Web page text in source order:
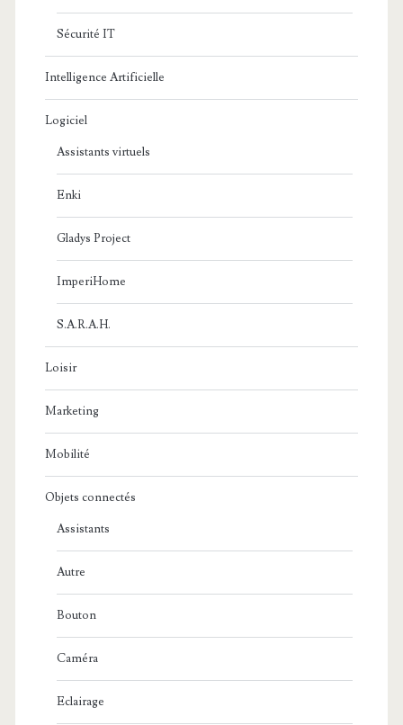
Sécurité IT
Intelligence Artificielle
Logiciel
Assistants virtuels
Enki
Gladys Project
ImperiHome
S.A.R.A.H.
Loisir
Marketing
Mobilité
Objets connectés
Assistants
Autre
Bouton
Caméra
Eclairage